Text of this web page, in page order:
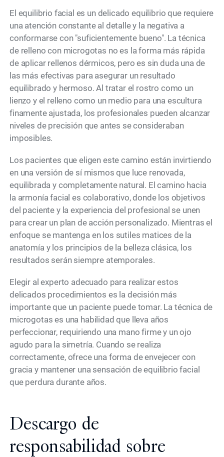
El equilibrio facial es un delicado equilibrio que requiere
una atención constante al detalle y la negativa a
conformarse con "suficientemente bueno". La técnica
de relleno con microgotas no es la forma más rápida
de aplicar rellenos dérmicos, pero es sin duda una de
las más efectivas para asegurar un resultado
equilibrado y hermoso. Al tratar el rostro como un
lienzo y el relleno como un medio para una escultura
finamente ajustada, los profesionales pueden alcanzar
niveles de precisión que antes se consideraban
imposibles.
Los pacientes que eligen este camino están invirtiendo
en una versión de sí mismos que luce renovada,
equilibrada y completamente natural. El camino hacia
la armonía facial es colaborativo, donde los objetivos
del paciente y la experiencia del profesional se unen
para crear un plan de acción personalizado. Mientras el
enfoque se mantenga en los sutiles matices de la
anatomía y los principios de la belleza clásica, los
resultados serán siempre atemporales.
Elegir al experto adecuado para realizar estos
delicados procedimientos es la decisión más
importante que un paciente puede tomar. La técnica de
microgotas es una habilidad que lleva años
perfeccionar, requiriendo una mano firme y un ojo
agudo para la simetría. Cuando se realiza
correctamente, ofrece una forma de envejecer con
gracia y mantener una sensación de equilibrio facial
que perdura durante años.
Descargo de
responsabilidad sobre